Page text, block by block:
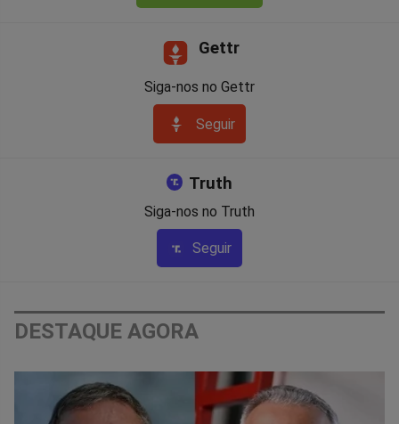
Gettr
Siga-nos no Gettr
Seguir
Truth
Siga-nos no Truth
Seguir
DESTAQUE AGORA